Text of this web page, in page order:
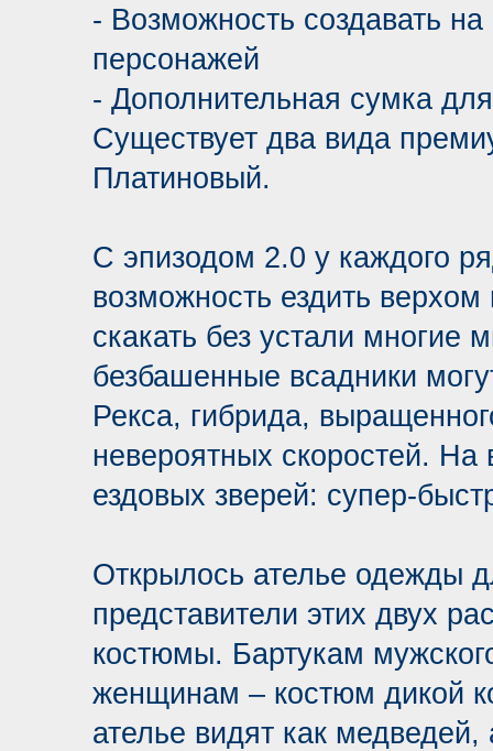
- Возможность создавать
персонажей
- Дополнительная сумка
Существует два вида
Платиновый.
С эпизодом 2.0 у каждого
возможность ездить
скакать без устали
безбашенные всадники
Рекса, гибрида,
невероятных скоростей.
ездовых зверей: супер-
Открылось ателье одежды
представители этих двух
костюмы. Бартукам
женщинам – костюм дикой
ателье видят как